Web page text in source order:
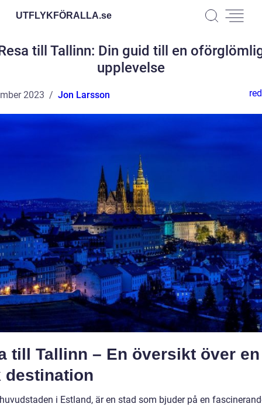
UTFLYKFÖRALLA.se
till Tallinn: Din guid till en
upplevelse
2023 Jon Larsson
till Tallinn – En översikt över en
destination
i Estland, är en stad som bjuder på en